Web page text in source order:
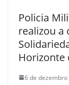
Policia
realizou a
Horizonte
6 de dezembro